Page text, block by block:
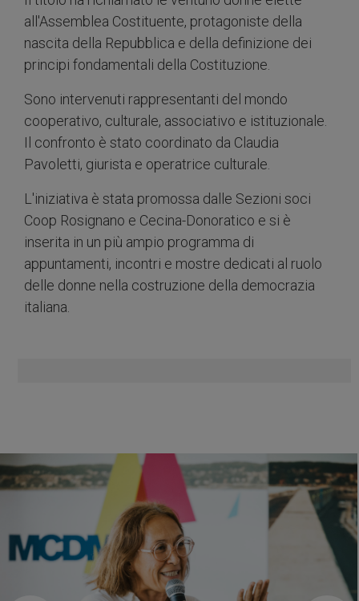
all'Assemblea Costituente, protagoniste della
nascita della Repubblica e della definizione dei
principi fondamentali della Costituzione.
Sono intervenuti rappresentanti del mondo
cooperativo, culturale, associativo e istituzionale.
Il confronto è stato coordinato da Claudia
Pavoletti, giurista e operatrice culturale.
L'iniziativa è stata promossa dalle Sezioni soci
Coop Rosignano e Cecina-Donoratico e si è
inserita in un più ampio programma di
appuntamenti, incontri e mostre dedicati al ruolo
delle donne nella costruzione della democrazia
italiana.